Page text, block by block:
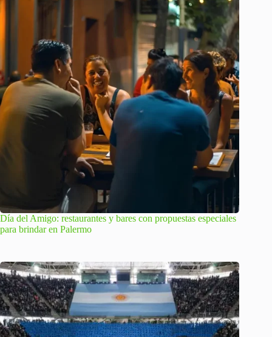
Día del Amigo: restaurantes y bares con propuestas especiales
para brindar en Palermo